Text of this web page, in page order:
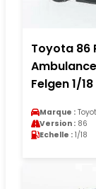
Toyota 86
Felgen 1/
Marque :
Version : 86
Echelle : 1/18